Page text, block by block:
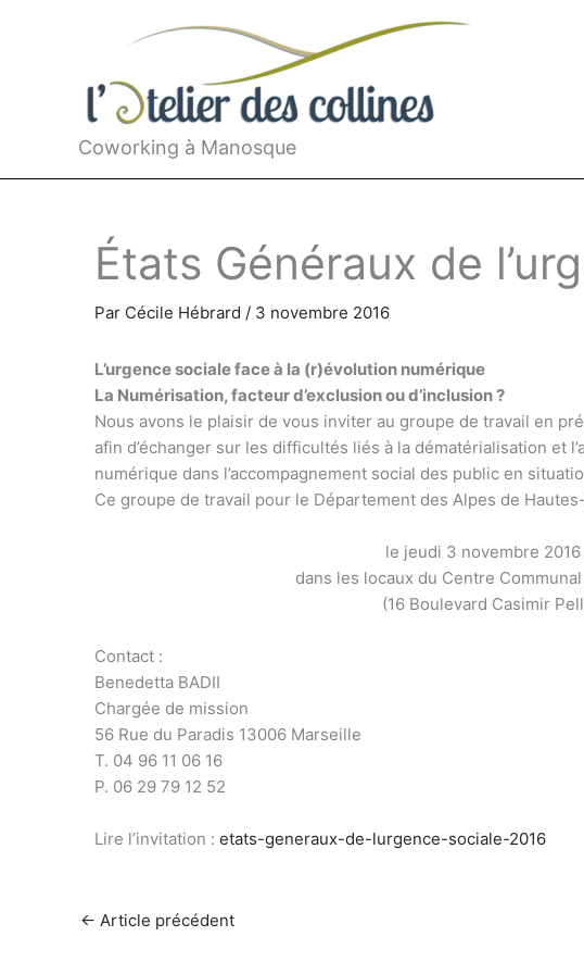
Coworking à Manosque
États Généraux de
Par Cécile Hébrard / 3 novembre 2016
L’urgence sociale face à la (r)évolution numérique
La Numérisation, facteur d’exclusion ou d’inclusion ?
Nous avons le plaisir de vous inviter au groupe de travail en
afin d’échanger sur les difficultés liés à la dématérialisation et
numérique dans l’accompagnement social des public en
Ce groupe de travail pour le Département des Alpes de
le jeudi 3 novembre
dans les locaux du Centre
(16 Boulevard Casimir
Contact :
Benedetta BADII
Chargée de mission
56 Rue du Paradis 13006 Marseille
T. 04 96 11 06 16
P. 06 29 79 12 52
Lire l’invitation : etats-generaux-de-lurgence-sociale-2016
← Article précédent